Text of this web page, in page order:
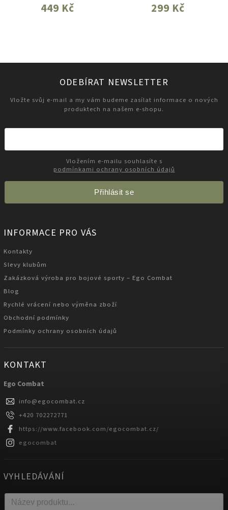
449 Kč 299 Kč
ODEBÍRAT NEWSLETTER
Vložte svůj e-mail a my vám budeme zasílat informace o nových
produktech na našem e-shopu.
podmínkami ochrany osobních údajů
Přihlásit se
INFORMACE PRO VÁS
Kontakty
Slevy klubům
Zakázková výroba pro bojové sporty – Ego Combat
Blog
Rychlé vrácení nebo výměna zboží
Obchodní podmínky
Podmínky ochrany osobních údajů
KONTAKT
Ego Combat
info@egocombat.cz
+420 702272771
https://www.facebook.com/egocombat.cz/
egocombat
VYHLEDÁVÁNÍ